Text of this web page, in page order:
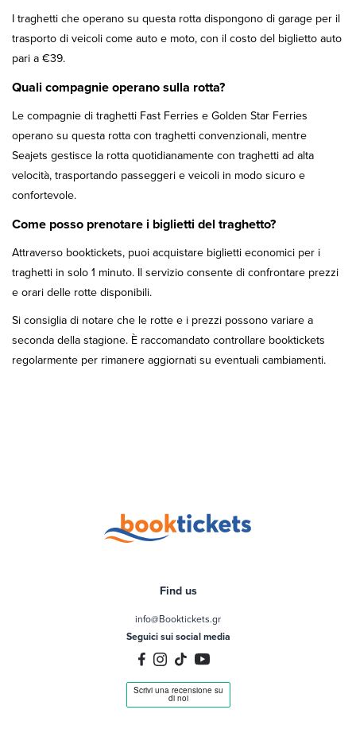
I traghetti che operano su questa rotta dispongono di garage per il
trasporto di veicoli come auto e moto, con il costo del biglietto auto
pari a €39.
Quali compagnie operano sulla rotta?
Le compagnie di traghetti Fast Ferries e Golden Star Ferries
operano su questa rotta con traghetti convenzionali, mentre
Seajets gestisce la rotta quotidianamente con traghetti ad alta
velocità, trasportando passeggeri e veicoli in modo sicuro e
confortevole.
Come posso prenotare i biglietti del traghetto?
Attraverso booktickets, puoi acquistare biglietti economici per i
traghetti in solo 1 minuto. Il servizio consente di confrontare prezzi
e orari delle rotte disponibili.
Si consiglia di notare che le rotte e i prezzi possono variare a
seconda della stagione. È raccomandato controllare booktickets
regolarmente per rimanere aggiornati su eventuali cambiamenti.
Find us
info@Booktickets.gr
Seguici sui social media